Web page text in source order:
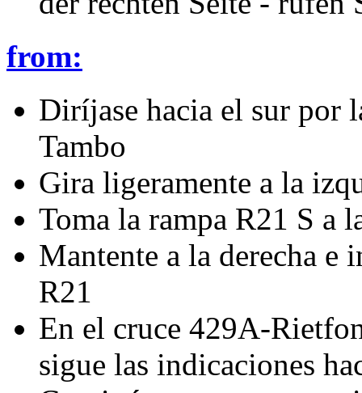
from:
Diríjase hacia el sur por
Tambo
Gira ligeramente a la
Toma la rampa R21 S a
Mantente a la derecha e
R21
En el cruce 429A-
sigue las indicaciones